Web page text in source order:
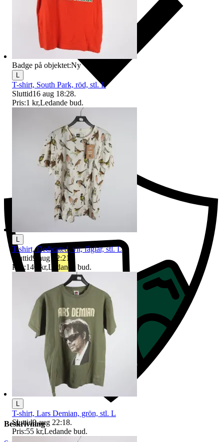
Ersättning om du inte får din vara
Beskrivning
Badge på objektet:Ny
T-shirt, South Park, röd, stl. L
Sluttid16 aug 18:28.
Pris:1 kr,Ledande bud.
T-shirt, Dedicated, vit, fåglar, stl. L
Sluttid9 aug 22:21
Pris:140 kr,Ledande bud.
T-shirt, Lars Demian, grön, stl. L
Sluttid9 aug 22:18.
Pris:55 kr,Ledande bud.